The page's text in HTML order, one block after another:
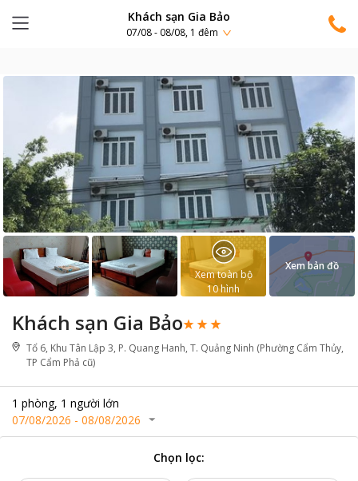
Khách sạn Gia Bảo
07/08 - 08/08, 1 đêm
Khách sạn Gia Bảo
Tổ 6, Khu Tân Lập 3, P. Quang Hanh, T. Quảng Ninh (Phường Cẩm Thủy,
TP Cẩm Phả cũ)
1 phòng, 1 người lớn
07/08/2026 - 08/08/2026
Xem toàn bộ
10hình
Xem bản đồ
Chọn lọc: